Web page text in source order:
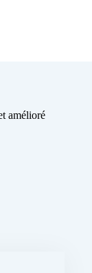
amélioré